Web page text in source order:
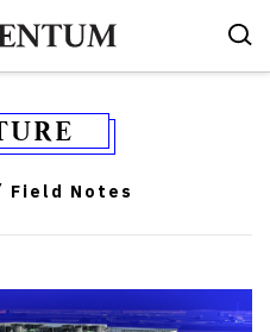
Field Notes